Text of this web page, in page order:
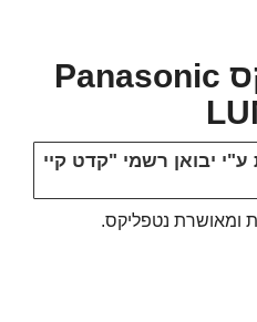
פנסוניק לומיקס Panasonic
ע"י יבואן רשמי "קדט קיי